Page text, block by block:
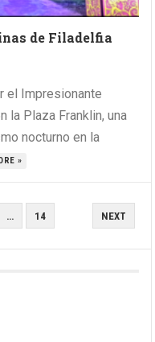
de Filadelfia
el Impresionante
la Plaza Franklin, una
nocturno en la
»
… 14 NEXT